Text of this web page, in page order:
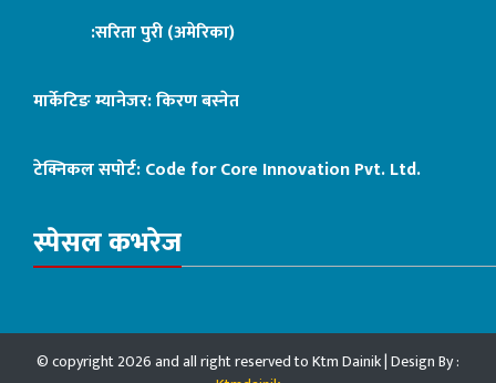
:सरिता पुरी (अमेरिका)
मार्केटिङ म्यानेजर: किरण बस्नेत
टेक्निकल सपोर्ट:Code for Core Innovation Pvt. Ltd.
स्पेसल कभरेज
© copyright 2026 and all right reserved to Ktm Dainik | Design By :